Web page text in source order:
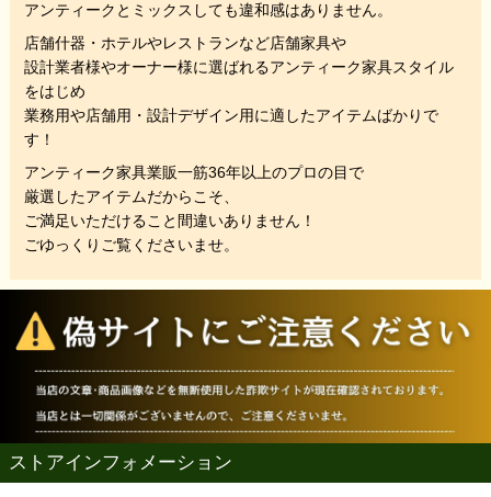
アンティークとミックスしても違和感はありません。
店舗什器・ホテルやレストランなど店舗家具や
設計業者様やオーナー様に選ばれるアンティーク家具スタイル
をはじめ
業務用や店舗用・設計デザイン用に適したアイテムばかりで
す！
アンティーク家具業販一筋36年以上のプロの目で
厳選したアイテムだからこそ、
ご満足いただけること間違いありません！
ごゆっくりご覧くださいませ。
ストアインフォメーション